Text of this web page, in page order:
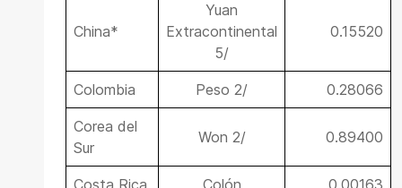
China*
Yuan
Extracontinental
5/
0.15520
Colombia Peso 2/ 0.28066
Corea del
Sur
Won 2/ 0.89400